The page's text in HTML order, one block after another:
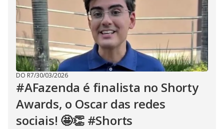
DO R7/30/03/2026
#AFazenda é finalista no Shorty
Awards, o Oscar das redes
sociais! 🤩👏 #Shorts